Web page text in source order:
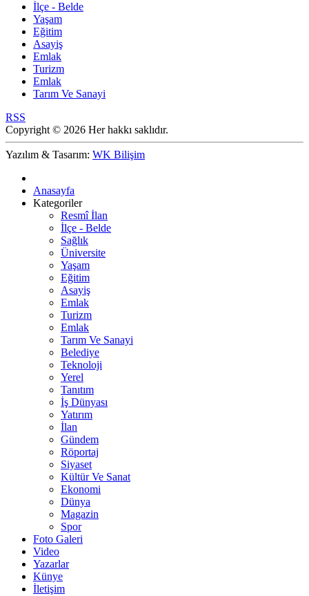
İlçe - Belde
Yaşam
Eğitim
Asayiş
Emlak
Turizm
Emlak
Tarım Ve Sanayi
RSS
Copyright © 2026 Her hakkı saklıdır.
Yazılım & Tasarım: WK Bilişim
Anasayfa
Kategoriler
Resmî İlan
İlçe - Belde
Sağlık
Üniversite
Yaşam
Eğitim
Asayiş
Emlak
Turizm
Emlak
Tarım Ve Sanayi
Belediye
Teknoloji
Yerel
Tanıtım
İş Dünyası
Yatırım
İlan
Gündem
Röportaj
Siyaset
Kültür Ve Sanat
Ekonomi
Dünya
Magazin
Spor
Foto Galeri
Video
Yazarlar
Künye
İletişim